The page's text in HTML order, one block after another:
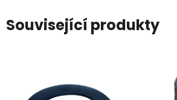
Související produkty